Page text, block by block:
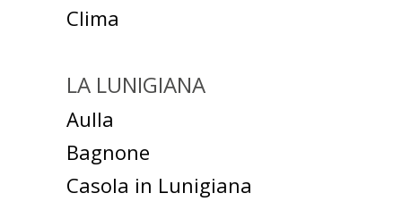
Clima
LA LUNIGIANA
Aulla
Bagnone
Casola in Lunigiana